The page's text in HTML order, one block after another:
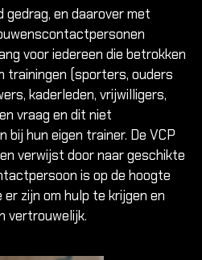
en daarover met
voor iedereen die betrokken
trainingen (sporters, ouders
kaderleden, vrijwilligers,
vraag en dit niet
bij hun eigen trainer. De VCP
verwijst door naar geschikte
is op de hoogte
er zijn om hulp te krijgen en
vertrouwelijk.